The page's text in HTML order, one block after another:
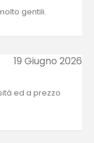
gentili.
19 Giugno 2026
ed a prezzo